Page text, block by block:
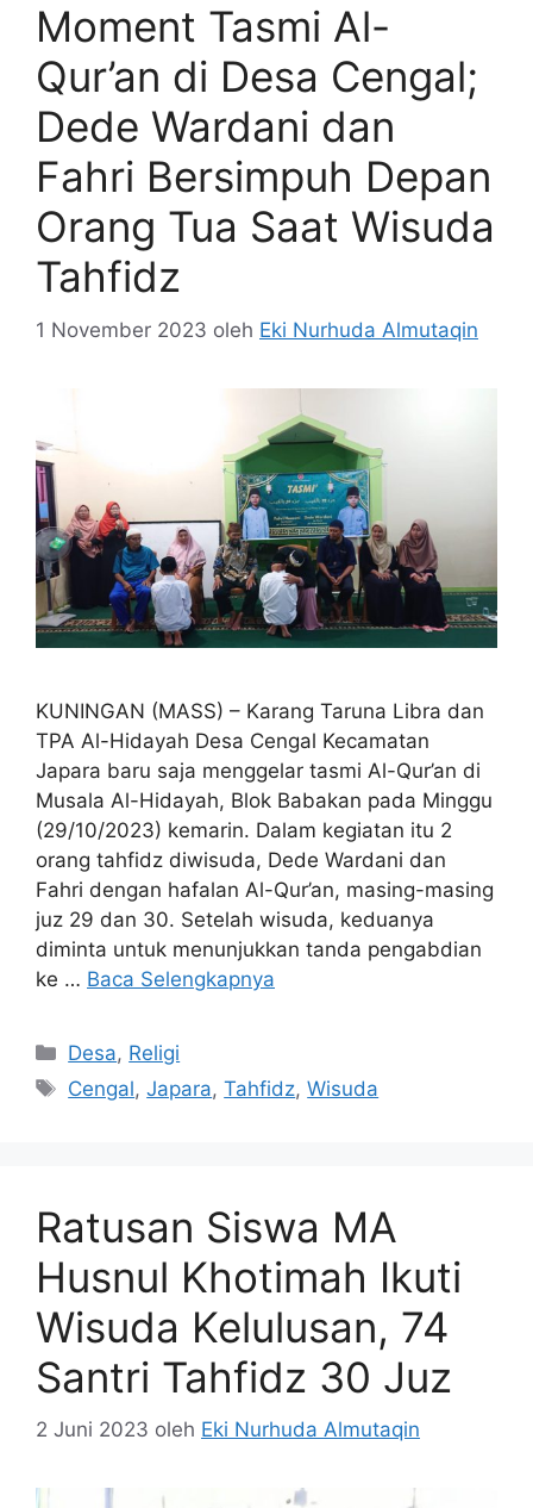
Moment Tasmi Al-
Qur’an di Desa Cengal;
Dede Wardani dan
Fahri Bersimpuh Depan
Orang Tua Saat Wisuda
Tahfidz
1 November 2023 oleh Eki Nurhuda Almutaqin
KUNINGAN (MASS) – Karang Taruna Libra dan
TPA Al-Hidayah Desa Cengal Kecamatan
Japara baru saja menggelar tasmi Al-Qur’an di
Musala Al-Hidayah, Blok Babakan pada Minggu
(29/10/2023) kemarin. Dalam kegiatan itu 2
orang tahfidz diwisuda, Dede Wardani dan
Fahri dengan hafalan Al-Qur’an, masing-masing
juz 29 dan 30. Setelah wisuda, keduanya
diminta untuk menunjukkan tanda pengabdian
ke … Baca Selengkapnya
Kategori
Desa, Religi
Tag
Cengal,Japara,Tahfidz,Wisuda
Ratusan Siswa MA
Husnul Khotimah Ikuti
Wisuda Kelulusan, 74
Santri Tahfidz 30 Juz
2 Juni 2023 oleh Eki Nurhuda Almutaqin